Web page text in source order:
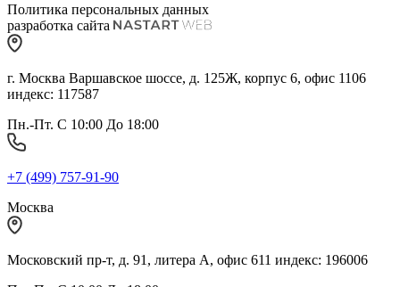
Политика персональных данных
разработка сайта
г. Москва Варшавское шоссе, д. 125Ж, корпус 6, офис 1106
индекс: 117587
Пн.-Пт. С 10:00 До 18:00
+7 (499) 757-91-90
Москва
Московский пр-т, д. 91, литера А, офис 611 индекс: 196006